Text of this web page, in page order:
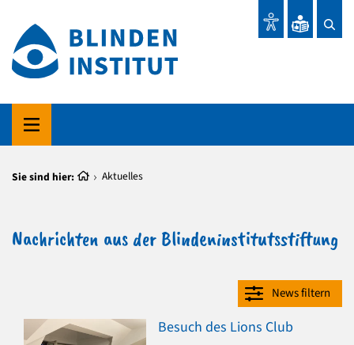
Sie sind hier: Aktuelles
Nachrichten aus der Blindeninstitutsstiftung
News filtern
Besuch des Lions Club